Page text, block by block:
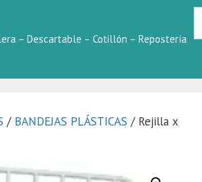
– Descartable – Cotillón – Repostería
/ BANDEJAS PLÁSTICAS / Rejilla x